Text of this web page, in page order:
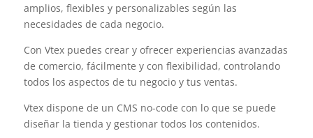
amplios, flexibles y personalizables según las
necesidades de cada negocio.
Con Vtex puedes crear y ofrecer experiencias avanzadas
de comercio, fácilmente y con flexibilidad, controlando
todos los aspectos de tu negocio y tus ventas.
Vtex dispone de un CMS no-code con lo que se puede
diseñar la tienda y gestionar todos los contenidos.